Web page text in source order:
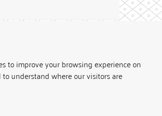
to improve your browsing experience on
understand where our visitors are